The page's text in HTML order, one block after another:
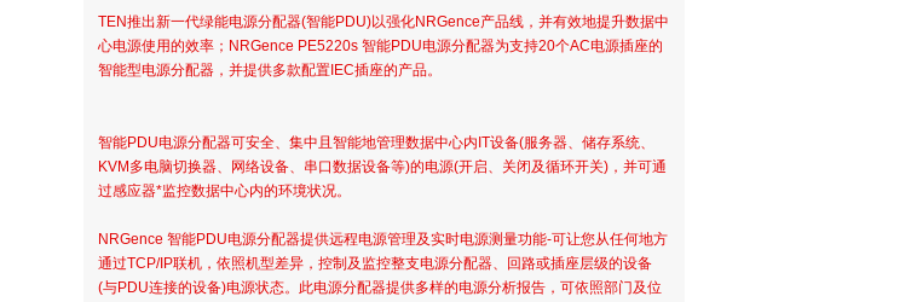
TEN推出新一代绿能电源分配器(智能PDU)以强化NRGence产品线，并有效地提升数据中
心电源使用的效率；NRGence PE5220s 智能PDU电源分配器为支持20个AC电源插座的
智能型电源分配器，并提供多款配置IEC插座的产品。
智能PDU电源分配器可安全、集中且智能地管理数据中心内IT设备(服务器、储存系统、
KVM多电脑切换器、网络设备、串口数据设备等)的电源(开启、关闭及循环开关)，并可通
过感应器*监控数据中心内的环境状况。
NRGence 智能PDU电源分配器提供远程电源管理及实时电源测量功能-可让您从任何地方
通过TCP/IP联机，依照机型差异，控制及监控整支电源分配器、回路或插座层级的设备
(与PDU连接的设备)电源状态。此电源分配器提供多样的电源分析报告，可依照部门及位